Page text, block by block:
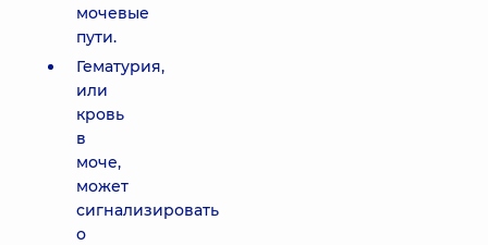
мочевые
пути.
Гематурия,
или
кровь
в
моче,
может
сигнализировать
о